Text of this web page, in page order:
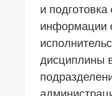
и
информации
дисциплины